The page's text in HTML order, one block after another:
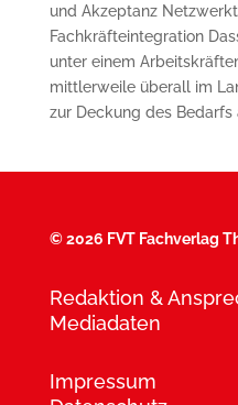
und Akzeptanz
Fachkräfteintegration
unter einem
mittlerweile überall im
zur Deckung des Bedarfs
©2026 FVT Fachverlag
Redaktion &
Mediadaten
Impressum